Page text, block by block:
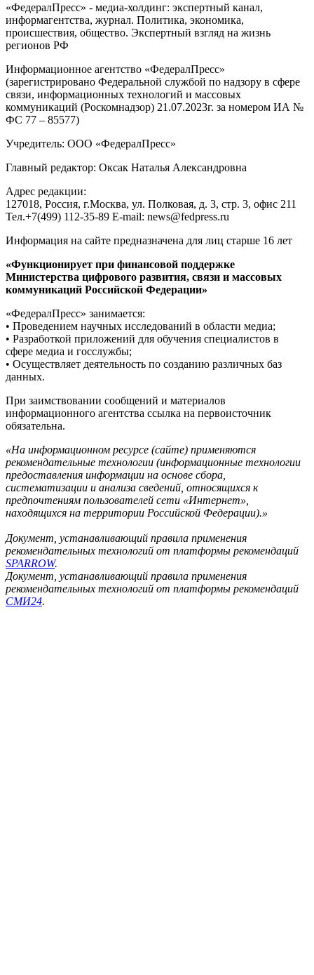
«ФедералПресс» - медиа-холдинг: экспертный канал,
информагентства, журнал. Политика, экономика,
происшествия, общество. Экспертный взгляд на жизнь
регионов РФ
Информационное агентство «ФедералПресс»
(зарегистрировано Федеральной службой по надзору в сфере
связи, информационных технологий и массовых
коммуникаций (Роскомнадзор) 21.07.2023г. за номером ИА №
ФС 77 – 85577)
Учредитель: ООО «ФедералПресс»
Главный редактор: Оксак Наталья Александровна
Адрес редакции:
127018, Россия, г.Москва, ул. Полковая, д. 3, стр. 3, офис 211
Тел.+7(499) 112-35-89 E-mail: news@fedpress.ru
Информация на сайте предназначена для лиц старше 16 лет
«Функционирует при финансовой поддержке
Министерства цифрового развития, связи и массовых
коммуникаций Российской Федерации»
«ФедералПресс» занимается:
• Проведением научных исследований в области медиа;
• Разработкой приложений для обучения специалистов в
сфере медиа и госслужбы;
• Осуществляет деятельность по созданию различных баз
данных.
При заимствовании сообщений и материалов
информационного агентства ссылка на первоисточник
обязательна.
«На информационном ресурсе (сайте) применяются
рекомендательные технологии (информационные технологии
предоставления информации на основе сбора,
систематизации и анализа сведений, относящихся к
предпочтениям пользователей сети «Интернет»,
находящихся на территории Российской Федерации).»
Документ, устанавливающий правила применения
рекомендательных технологий от платформы рекомендаций
SPARROW.
Документ, устанавливающий правила применения
рекомендательных технологий от платформы рекомендаций
СМИ24.